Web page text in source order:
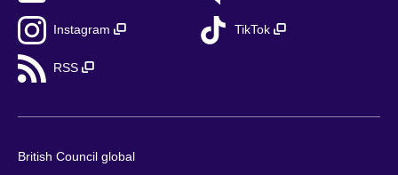
Instagram TikTok
RSS
British Council global